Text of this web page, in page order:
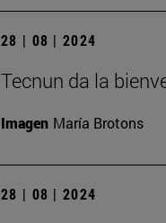
28 | 08 | 2024
Tecnun da la
Imagen María Brotons
28 | 08 | 2024